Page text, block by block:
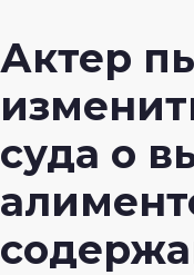
Актер
суда о